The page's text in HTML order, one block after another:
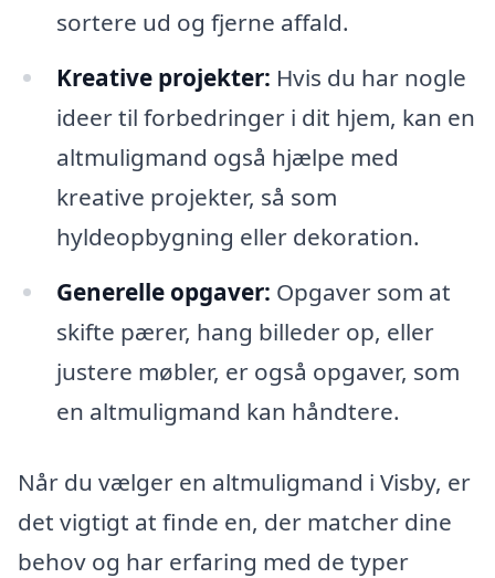
sortere ud og fjerne affald.
Kreative projekter: Hvis du har nogle
ideer til forbedringer i dit hjem, kan en
altmuligmand også hjælpe med
kreative projekter, så som
hyldeopbygning eller dekoration.
Generelle opgaver: Opgaver som at
skifte pærer, hang billeder op, eller
justere møbler, er også opgaver, som
en altmuligmand kan håndtere.
Når du vælger en altmuligmand i Visby, er
det vigtigt at finde en, der matcher dine
behov og har erfaring med de typer